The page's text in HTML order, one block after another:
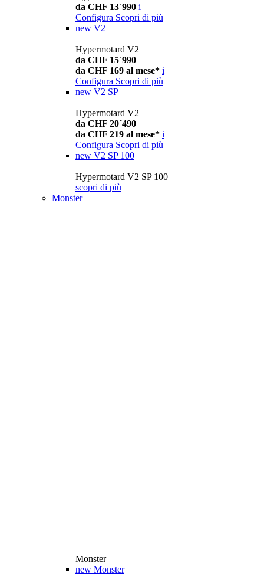
da CHF 13´990 i
Configura Scopri di più
new V2
Hypermotard V2
da CHF 15´990
da CHF 169 al mese* i
Configura Scopri di più
new V2 SP
Hypermotard V2
da CHF 20´490
da CHF 219 al mese* i
Configura Scopri di più
new V2 SP 100
Hypermotard V2 SP 100
scopri di più
Monster
Monster
new Monster